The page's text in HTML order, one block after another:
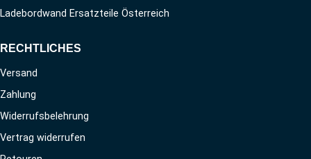
Ladebordwand Ersatzteile Österreich
RECHTLICHES
Versand
Zahlung
Widerrufsbelehrung
Vertrag widerrufen